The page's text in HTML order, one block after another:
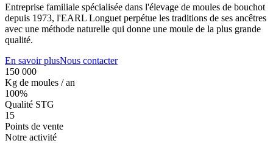
Entreprise familiale spécialisée dans l'élevage de moules de bouchot
depuis 1973, l'EARL Longuet perpétue les traditions de ses ancêtres
avec une méthode naturelle qui donne une moule de la plus grande
qualité.
En savoir plusNous contacter
150 000
Kg de moules / an
100%
Qualité STG
15
Points de vente
Notre activité